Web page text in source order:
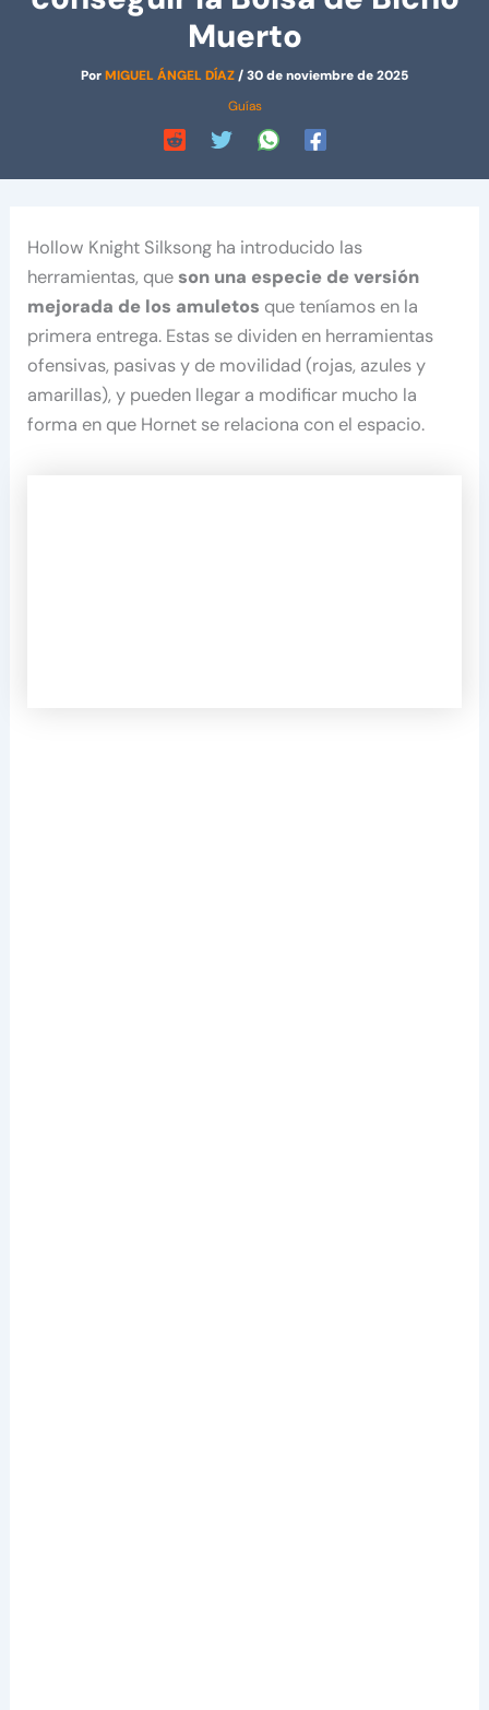
Muerto
PorMIGUEL ÁNGEL DÍAZ/30 de noviembre de 2025
Guías
Hollow Knight Silksong ha introducido las
herramientas, queson una especie de versión
mejorada de los amuletos que teníamos en la
primera entrega. Estas se dividen en herramientas
ofensivas, pasivas y de movilidad (rojas, azules y
amarillas), y pueden llegar a modificar mucho la
forma en que Hornet se relaciona con el espacio.